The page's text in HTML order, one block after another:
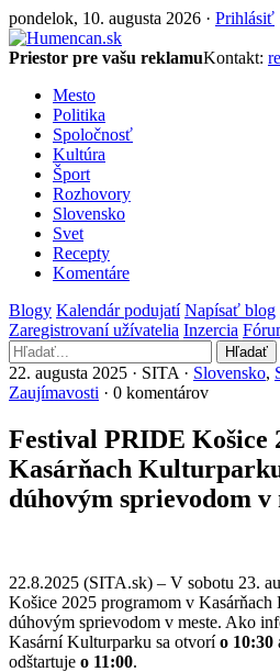
pondelok, 10. augusta 2026 · Prihlásiť
Priestor pre vašu reklamuKontakt:
Mesto
Politika
Spoločnosť
Kultúra
Šport
Rozhovory
Slovensko
Svet
Recepty
Komentáre
Blogy Kalendár podujatí Napísať blog
Zaregistrovaní užívatelia Inzercia
Hľadať
22. augusta 2025 · SITA · Slovensko,
Zaujímavosti · 0 komentárov
Festival PRIDE Košice
Kasárňach
dúhovým sprievodom v
22.8.2025 (SITA.sk) – V sobotu 23.
Košice 2025 programom v
dúhovým sprievodom v meste. Ako
Kasární Kulturparku sa otvorío 10:30
odštartuje o 11:00.